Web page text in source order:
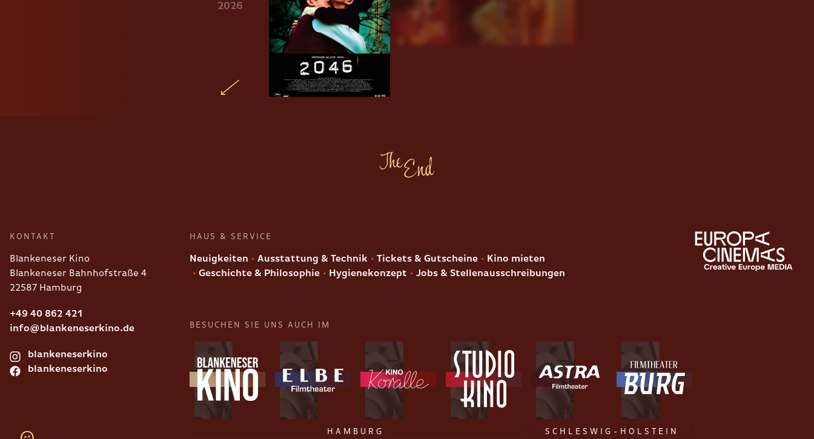
2026
KONTAKT
Blankeneser Kino
Blankeneser Bahnhofstraße 4
22587 Hamburg
+49 40 862 421
info@blankeneserkino.de
blankeneserkino
blankeneserkino
HAUS & SERVICE
Neuigkeiten Ausstattung & Technik Tickets & Gutscheine
Kino mieten
Geschichte & Philosophie
Hygienekonzept Jobs & Stellenausschreibungen
BESUCHEN SIE UNS AUCH IM
HAMBURG SCHLESWIG-HOLSTEIN